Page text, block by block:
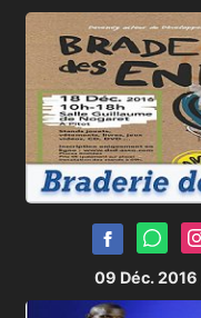
09 Déc. 2016